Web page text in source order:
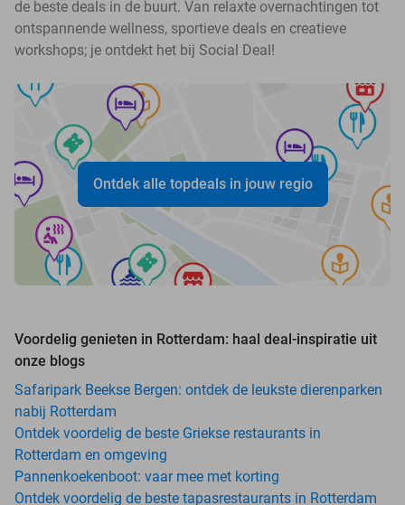
de beste deals in de buurt. Van relaxte overnachtingen tot
ontspannende wellness, sportieve deals en creatieve
workshops; je ontdekt het bij Social Deal!
Ontdek alle topdeals in jouw regio
Voordelig genieten in Rotterdam: haal deal-inspiratie uit
onze blogs
Safaripark Beekse Bergen: ontdek de leukste dierenparken
nabij Rotterdam
Ontdek voordelig de beste Griekse restaurants in
Rotterdam en omgeving
Pannenkoekenboot: vaar mee met korting
Ontdek voordelig de beste tapasrestaurants in Rotterdam